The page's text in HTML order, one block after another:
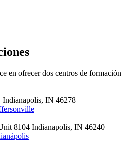
en ofrecer dos centros de formación
Indianapolis, IN 46278
8104 Indianapolis, IN 46240